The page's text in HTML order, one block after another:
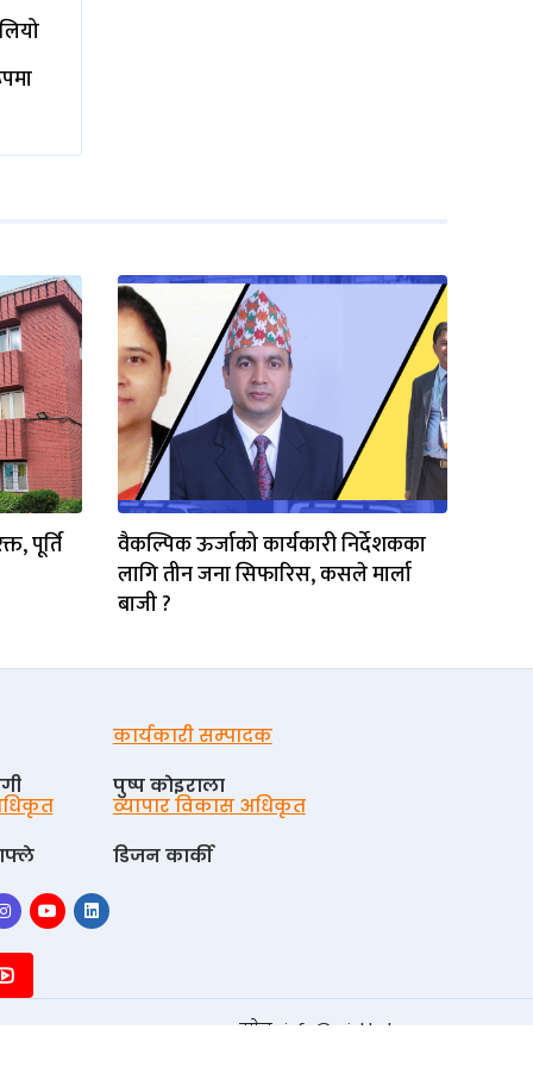
पूर्ति
वैकल्पिक ऊर्जाको कार्यकारी निर्देशकका
लागि तीन जना सिफारिस, कसले मार्ला
बाजी ?
कार्यकारी सम्पादक
पुष्प काेइराला
व्यापार विकास अधिकृत
डिजन कार्की
इमेल : info@urjakhabar.com